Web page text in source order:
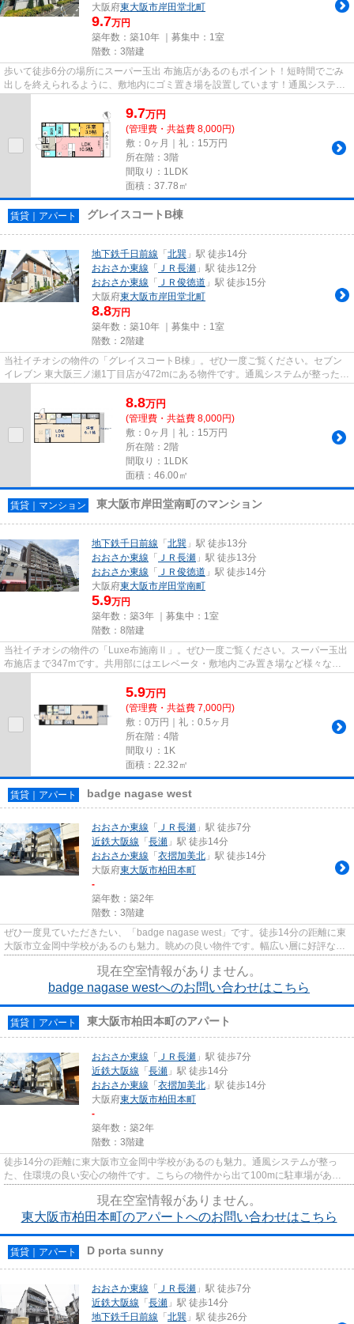
大阪府東大阪市岸田堂北町
9.7万円
築年数：築10年 ｜募集中： 1室
階数：3階建
歩いて徒歩6分の場所にスーパー玉出 布施店があるのもポイント！短時間でごみ
出しを終えられるように、敷地内にゴミ置き場を設置しています！通風システム
が整った換気がしやすいアパ...
9.7万円
(管理費・共益費 8,000円)
敷：0ヶ月｜礼：15万円
所在階：3階
間取り：1LDK
面積：37.78㎡
賃貸｜アパート グレイスコートB棟
地下鉄千日前線 「北巽 」駅 徒歩14分
おおさか東線 「 ＪＲ長瀬 」駅 徒歩12分
おおさか東線 「 ＪＲ俊徳道 」駅 徒歩15分
大阪府東大阪市岸田堂北町
8.8万円
築年数：築10年 ｜募集中： 1室
階数：2階建
当社イチオシの物件の「グレイスコートB棟」。ぜひ一度ご覧ください。セブン
イレブン 東大阪三ノ瀬1丁目店が472mにある物件です。通風システムが整った、
住環境の良い安心のアパートで...
8.8万円
(管理費・共益費 8,000円)
敷：0ヶ月｜礼：15万円
所在階：2階
間取り：1LDK
面積：46.00㎡
賃貸｜マンション 東大阪市岸田堂南町のマンション
地下鉄千日前線 「北巽 」駅 徒歩13分
おおさか東線 「 ＪＲ長瀬 」駅 徒歩13分
おおさか東線 「 ＪＲ俊徳道 」駅 徒歩14分
大阪府東大阪市岸田堂南町
5.9万円
築年数：築3年 ｜募集中： 1室
階数：8階建
当社イチオシの物件の「Luxe布施南Ⅱ」。ぜひ一度ご覧ください。スーパー玉出
布施店まで347mです。共用部にはエレベータ・敷地内ごみ置き場など様々な設
備やサービスが揃っているので...
5.9万円
(管理費・共益費 7,000円)
敷：0万円｜礼：0.5ヶ月
所在階：4階
間取り：1K
面積：22.32㎡
賃貸｜アパート badge nagase west
おおさか東線 「 ＪＲ長瀬 」駅 徒歩7分
近鉄大阪線 「長瀬 」駅 徒歩14分
おおさか東線 「衣摺加美北 」駅 徒歩14分
大阪府東大阪市柏田本町
-
築年数：築2年
階数：3階建
ぜひ一度見ていただきたい、「badge nagase west」です。徒歩14分の距離に東
大阪市立金岡中学校があるのも魅力。眺めの良い物件です。幅広い層に好評な、
駅から徒歩7分に立地する物件...
現在空室情報がありません。
badge nagase westへのお問い合わせはこちら
賃貸｜アパート 東大阪市柏田本町のアパート
おおさか東線 「 ＪＲ長瀬 」駅 徒歩7分
近鉄大阪線 「長瀬 」駅 徒歩14分
おおさか東線 「衣摺加美北 」駅 徒歩14分
大阪府東大阪市柏田本町
-
築年数：築2年
階数：3階建
徒歩14分の距離に東大阪市立金岡中学校があるのも魅力。通風システムが整っ
た、住環境の良い安心の物件です。こちらの物件から出て100mに駐車場があり
ます。平坦な場所にある物件なら...
現在空室情報がありません。
東大阪市柏田本町のアパートへのお問い合わせはこちら
賃貸｜アパート D porta sunny
おおさか東線 「 ＪＲ長瀬 」駅 徒歩7分
近鉄大阪線 「長瀬 」駅 徒歩14分
地下鉄千日前線 「北巽 」駅 徒歩26分